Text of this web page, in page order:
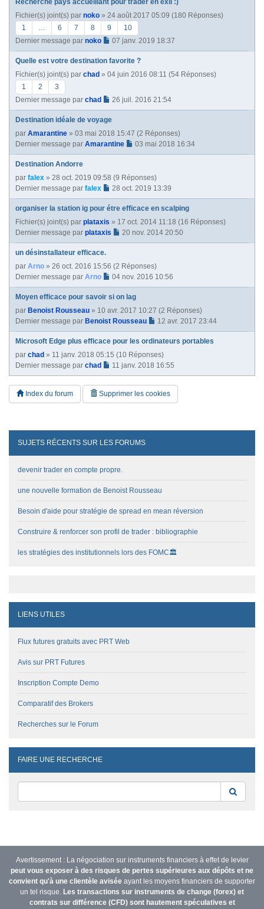
Recherche pays accueillant pour trader en exil :)
Fichier(s) joint(s) par noko » 24 août 2017 05:09 (180 Réponses)
1
… 6 7 8 9
10
Dernier message par noko 07 janv. 2019 18:37
Quelle est votre destination favorite ?
Fichier(s) joint(s) par chad » 04 juin 2016 08:11 (54 Réponses)
1
2
3
Dernier message par chad 26 juil. 2016 21:54
Destination idéale de voyage
par Amarantine » 03 mai 2018 15:47 (2 Réponses)
Dernier message par Amarantine 03 mai 2018 16:34
Destination Andorre
par falex » 28 oct. 2019 09:58 (9 Réponses)
Dernier message par falex 28 oct. 2019 13:39
organiser la station ig pour étre efficace en scalping
Fichier(s) joint(s) par plataxis » 17 oct. 2014 11:18 (16 Réponses)
Dernier message par plataxis 20 nov. 2014 20:50
un désinstallateur efficace.
par Arno » 26 oct. 2016 15:56 (2 Réponses)
Dernier message par Arno 04 nov. 2016 10:56
Moyen efficace pour savoir si on lag
par Benoist Rousseau » 10 avr. 2017 10:27 (2 Réponses)
Dernier message par Benoist Rousseau 12 avr. 2017 23:44
Microsoft Edge plus efficace pour les ordinateurs portables
par chad » 11 janv. 2018 05:15 (10 Réponses)
Dernier message par chad 11 janv. 2018 16:55
Index du forum Supprimer les cookies
SUJETS RÉCENTS SUR LES FORUMS
devenir trader en compte propre.
une nouvelle formation de Benoist Rousseau
Besoin d'aide pour stratégie de spread en mean réversion
Construire & renforcer son profil de trader : bibliographie
les stratégies des institutionnels lors des FOMC🏛️
LIENS UTILES
Flux futures gratuits avec PRT Web
Avis sur PRT Futures
Inscription Compte Demo
Comparatif des Brokers
Recherches sur le Forum
FAIRE UNE RECHERCHE
Avertissement : La négociation sur instruments financiers à effet de levier
peut vous exposer à des risques de pertes supérieures aux dépôts et ne
convient qu'à une clientèle avisée ayant les moyens financiers de supporter
un tel risque. Les transactions sur instruments de change (forex) et
contrats sur différence (CFD) sont hautement spéculatives et